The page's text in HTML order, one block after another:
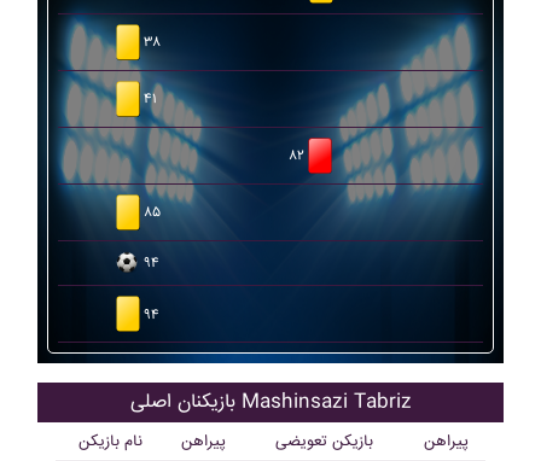
۳۸
۴۱
۸۲
۸۵
۹۴
۹۴
بازیکنان اصلی Mashinsazi Tabriz
نام بازیکن پیراهن بازیکن تعویضی پیراهن